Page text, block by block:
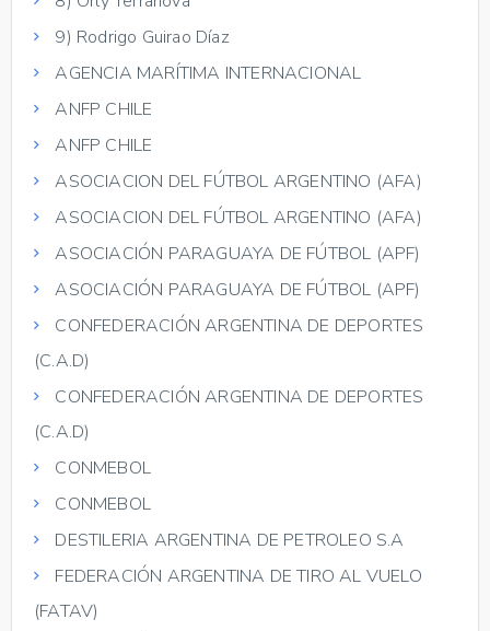
9) Rodrigo Guirao Díaz
AGENCIA MARÍTIMA INTERNACIONAL
ANFP CHILE
ANFP CHILE
ASOCIACION DEL FÚTBOL ARGENTINO (AFA)
ASOCIACION DEL FÚTBOL ARGENTINO (AFA)
ASOCIACIÓN PARAGUAYA DE FÚTBOL (APF)
ASOCIACIÓN PARAGUAYA DE FÚTBOL (APF)
CONFEDERACIÓN ARGENTINA DE DEPORTES
(C.A.D)
CONFEDERACIÓN ARGENTINA DE DEPORTES
(C.A.D)
CONMEBOL
CONMEBOL
DESTILERIA ARGENTINA DE PETROLEO S.A
FEDERACIÓN ARGENTINA DE TIRO AL VUELO
(FATAV)